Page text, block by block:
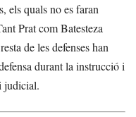
els quals no es faran
Prat com Batesteza
de les defenses han
durant la instrucció i
judicial.